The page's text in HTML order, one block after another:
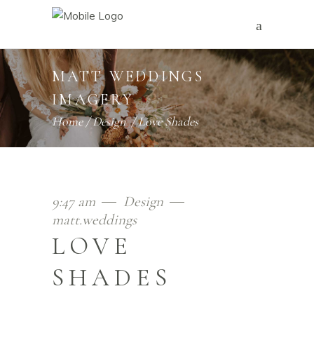
MATT WEDDINGS
IMAGERY
Home/Design/Love Shades
9:47 am
Design
matt.weddings
LOVE
SHADES